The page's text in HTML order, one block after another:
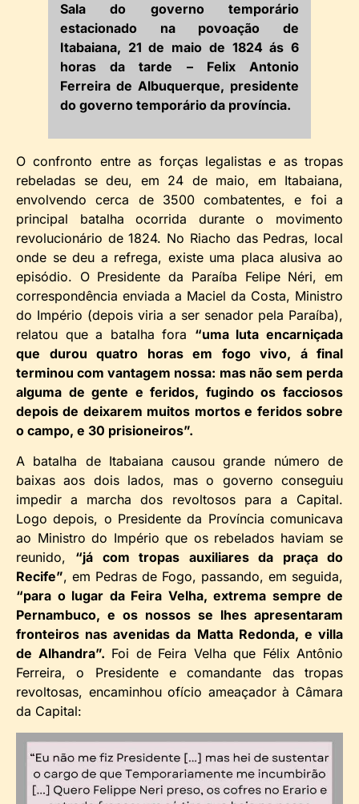
Sala do governo temporário
estacionado na povoação de
Itabaiana, 21 de maio de 1824 ás 6
horas da tarde – Felix Antonio
Ferreira de Albuquerque, presidente
do governo temporário da província.
O confronto entre as forças legalistas e as tropas
rebeladas se deu, em 24 de maio, em Itabaiana,
envolvendo cerca de 3500 combatentes, e foi a
principal batalha ocorrida durante o movimento
revolucionário de 1824. No Riacho das Pedras, local
onde se deu a refrega, existe uma placa alusiva ao
episódio. O Presidente da Paraíba Felipe Néri, em
correspondência enviada a Maciel da Costa, Ministro
do Império (depois viria a ser senador pela Paraíba),
relatou que a batalha fora “uma luta encarniçada
que durou quatro horas em fogo vivo, á final
terminou com vantagem nossa: mas não sem perda
alguma de gente e feridos, fugindo os facciosos
depois de deixarem muitos mortos e feridos sobre
o campo, e 30 prisioneiros”.
A batalha de Itabaiana causou grande número de
baixas aos dois lados, mas o governo conseguiu
impedir a marcha dos revoltosos para a Capital.
Logo depois, o Presidente da Província comunicava
ao Ministro do Império que os rebelados haviam se
reunido, “já com tropas auxiliares da praça do
Recife”, em Pedras de Fogo, passando, em seguida,
“para o lugar da Feira Velha, extrema sempre de
Pernambuco, e os nossos se lhes apresentaram
fronteiros nas avenidas da Matta Redonda, e villa
de Alhandra”. Foi de Feira Velha que Félix Antônio
Ferreira, o Presidente e comandante das tropas
revoltosas, encaminhou ofício ameaçador à Câmara
da Capital: